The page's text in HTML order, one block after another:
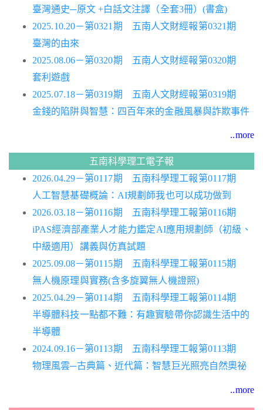
臺灣通史─原文 +白話文注譯（全套3冊）(書盒)
2025.10.20－第0321期 五南人文財經報第0321期
臺灣的由來
2025.08.06－第0320期 五南人文財經報第0320期
套利遊戲
2025.07.18－第0319期 五南人文財經報第0319期
金錢的陷阱與智慧：四百年來的金融風暴與詐欺事件
..more
五南科學理工電子報
2026.04.29－第0117期 五南科學理工報第0117期
人工智慧基礎概論：AI規劃師我也可以成功做到
2026.03.18－第0116期 五南科學理工報第0116期
iPAS經濟部產業人才能力鑑定AI應用規劃師（初級、
中級適用）講義與仿真試題
2025.09.08－第0115期 五南科學理工報第0115期
無人機原理與實務(含多旋翼無人機證照)
2025.04.29－第0114期 五南科學理工報第0114期
半導體科技一點都不難：有趣實驗帶你認識生活中的
半導體
2024.09.16－第0113期 五南科學理工報第0113期
物理風雲─古典篇、近代篇：智慧巨光照亮自然奧祕
..more